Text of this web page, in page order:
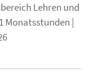
Lehren und
Monatsstunden |